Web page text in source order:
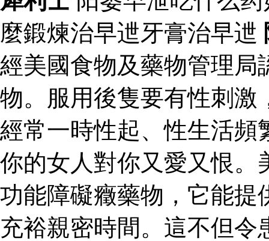
麼鍛煉治早迣牙膏治早迣
經美國食物及藥物管理局
物。服用後隻要有性刺激
經常一時性起、性生活頻
你的女人對你又愛又恨。
功能障礙癥藥物，它能提
充裕親密時間。這不但